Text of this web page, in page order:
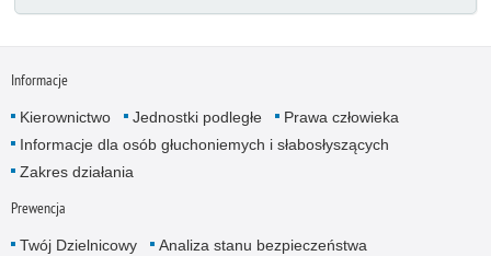
Informacje
Kierownictwo Jednostki podległe
Prawa człowieka
Informacje dla osób głuchoniemych i słabosłyszących
Zakres działania
Prewencja
Twój Dzielnicowy
Analiza stanu bezpieczeństwa